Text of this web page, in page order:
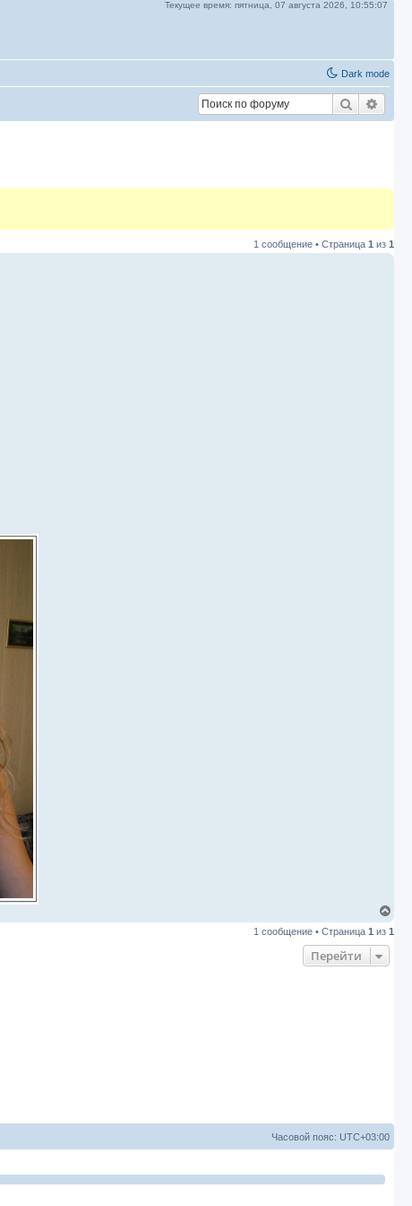
Текущее время: пятница, 07 августа 2026, 10:55:07
Dark mode
Поиск
1 сообщение • Страница 1 из 1
р
1 сообщение • Страница 1 из 1
Перейти
Часовой пояс: UTC+03:00